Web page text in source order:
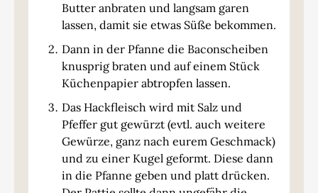
Butter anbraten und langsam garen
lassen, damit sie etwas Süße bekommen.
Dann in der Pfanne die Baconscheiben
knusprig braten und auf einem Stück
Küchenpapier abtropfen lassen.
Das Hackfleisch wird mit Salz und
Pfeffer gut gewürzt (evtl. auch weitere
Gewürze, ganz nach eurem Geschmack)
und zu einer Kugel geformt. Diese dann
in die Pfanne geben und platt drücken.